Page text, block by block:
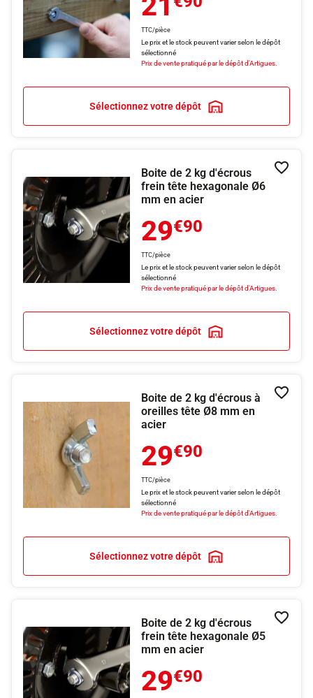
TTC/pièce
Le prix et le stock peuvent varier selon le dépôt
sélectionné
Prix de vente pratiqué par le dépôt d'Artigues.
Sélectionnez votre dépôt
Boite de 2 kg d'écrous
frein tête hexagonale Ø6
mm en acier
29€90
TTC/pièce
Le prix et le stock peuvent varier selon le dépôt
sélectionné
Prix de vente pratiqué par le dépôt d'Artigues.
Sélectionnez votre dépôt
Boite de 2 kg d'écrous à
oreilles tête Ø8 mm en
acier
29€90
TTC/pièce
Le prix et le stock peuvent varier selon le dépôt
sélectionné
Prix de vente pratiqué par le dépôt d'Artigues.
Sélectionnez votre dépôt
Boite de 2 kg d'écrous
frein tête hexagonale Ø5
mm en acier
29€90